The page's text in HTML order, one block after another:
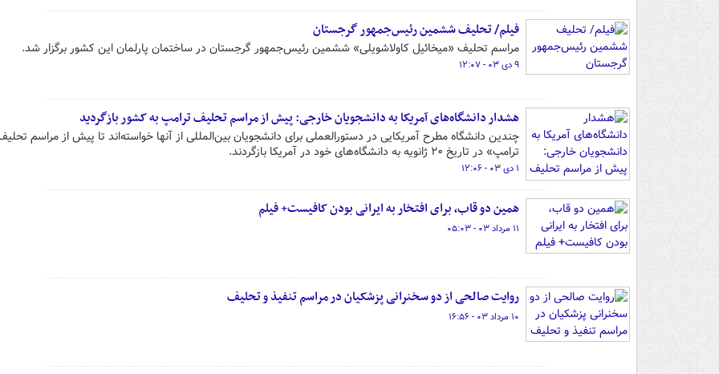
فیلم/ تحلیف ششمین رئیس‌جمهور گرجستان
مراسم تحلیف «میخائیل کاولاشویلی» ششمین رئیس‌جمهور گرجستان در ساختمان پارلمان این کشور برگزار شد.
۹ دی ۰۳ - ۱۲:۰۷
هشدار دانشگاه‌های آمریکا به دانشجویان خارجی: پیش از مراسم تحلیف ترامپ به کشور بازگردید
چندین دانشگاه مطرح آمریکایی در دستورالعملی برای دانشجویان بین‌المللی از آنها خواسته‌اند تا پیش از مراسم
ترامپ» در تاریخ ۲۰ ژانویه به دانشگاه‌های خود در آمریکا بازگردند.
۱ دی ۰۳ - ۱۲:۰۶
همین دو قاب، برای افتخار به ایرانی بودن کافیست+ فیلم
۱۱ مرداد ۰۳ - ۰۵:۰۳
روایت صالحی از دو سخنرانی پزشکیان در مراسم تنفیذ و تحلیف
۱۰ مرداد ۰۳ - ۱۶:۵۶